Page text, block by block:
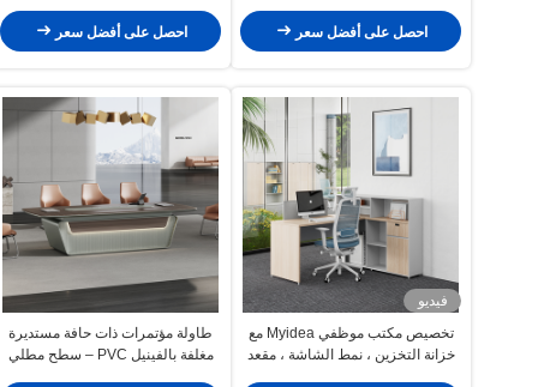
احصل على أفضل سعر
احصل على أفضل سعر
فيديو
تخصيص مكتب موظفي Myidea مع
خزانة التخزين ، نمط الشاشة ، مقعد
طاولة مؤتمرات ذات حافة مستديرة
مغلفة بالفينيل PVC – سطح مطلي